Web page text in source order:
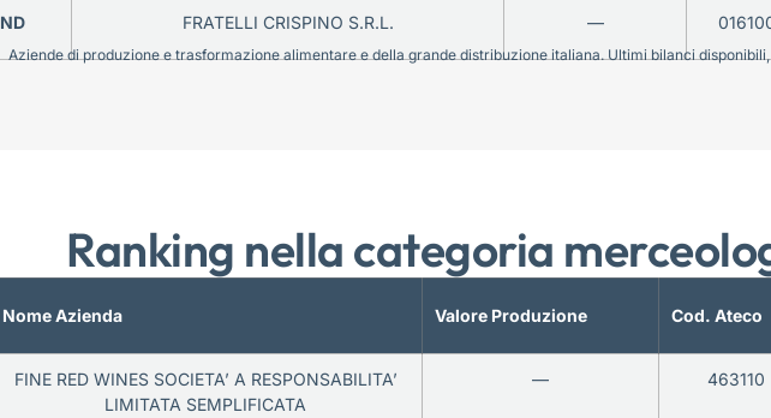
ND FRATELLI CRISPINO S.R.L. —
Aziende di produzione e trasformazione alimentare e della grande distribuzione italiana. Ultimi bilanci
Ranking nella categoria
Nome Azienda Valore Produzione Cod. Ateco
FINE RED WINES SOCIETA’ A RESPONSABILITA’
LIMITATA SEMPLIFICATA
— 463110